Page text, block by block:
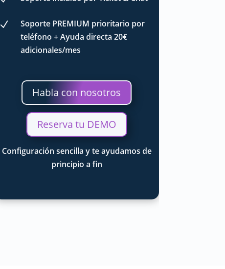
N
Soporte PREMIUM prioritario por
teléfono + Ayuda directa 20€
adicionales/mes
Habla con nosotros
Reserva tu DEMO
Configuración sencilla y te ayudamos de
principio a fin